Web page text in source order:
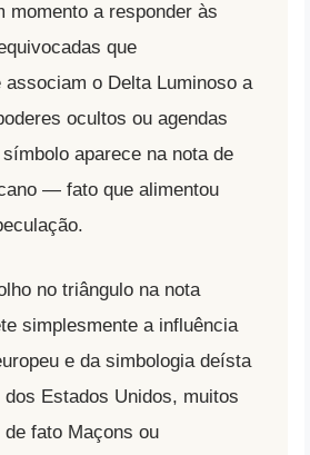
momento a responder às
que
associam o Delta Luminoso a
ocultos ou agendas
aparece na nota de
— fato que alimentou
no triângulo na nota
simplesmente a influência
e da simbologia deísta
dos Estados Unidos, muitos
fato Maçons ou